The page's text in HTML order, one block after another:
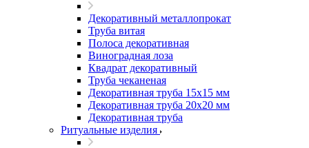
Декоративный металлопрокат
Труба витая
Полоса декоративная
Виноградная лоза
Квадрат декоративный
Труба чеканеная
Декоративная труба 15х15 мм
Декоративная труба 20х20 мм
Декоративная труба
Ритуальные изделия